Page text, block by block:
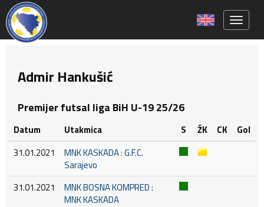
Admir Hankušić
Premijer futsal liga BiH U-19 25/26
Datum Utakmica S ŽK CK
Gol
31.01.2021
MNK KASKADA : G.F.C.
Sarajevo
31.01.2021
MNK BOSNA KOMPRED :
MNK KASKADA